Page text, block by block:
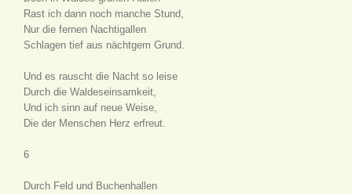
Rast ich dann noch manche Stund,
Nur die fernen Nachtigallen
Schlagen tief aus nächtgem Grund.
Und es rauscht die Nacht so leise
Durch die Waldeseinsamkeit,
Und ich sinn auf neue Weise,
Die der Menschen Herz erfreut.
6
Durch Feld und Buchenhallen